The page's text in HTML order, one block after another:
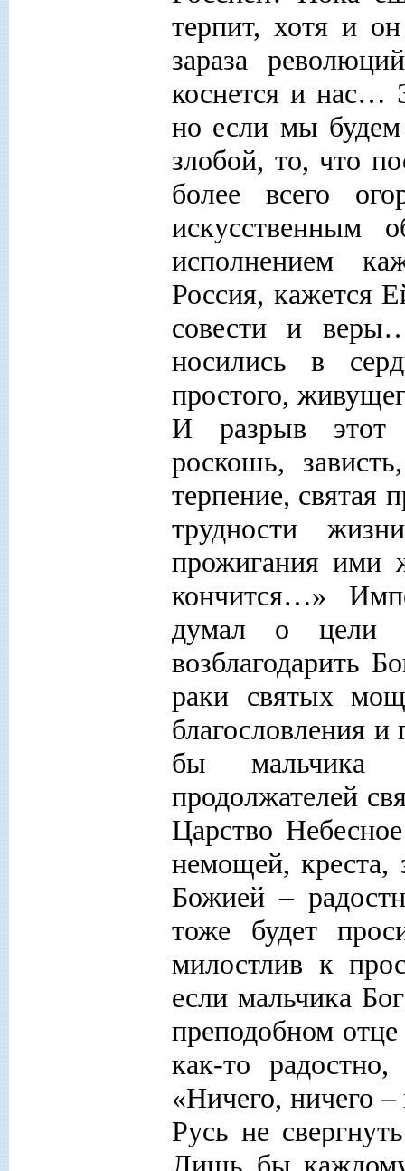
терпит, хотя и
зараза
коснется и нас…
но если мы будем
злобой, то, что
более всего
искусственным
исполнением
Россия, кажется
совести и
носились в
простого,
И разрыв этот
роскошь,
терпение, святая
трудности
прожигания ими
кончится…»
думал о цели
возблагодарить
раки святых
благословления
бы мальчика
продолжателей
Царство
немощей,
Божией –
тоже будет
милостлив к
если мальчика
преподобном
как-то
«Ничего, ничего
Русь не